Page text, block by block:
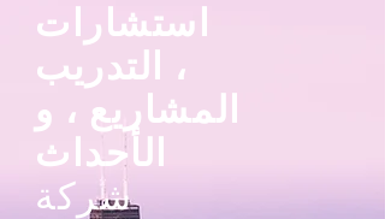
استشارات
التدريب ،
المشاريع ، و
الأحداث
شركة